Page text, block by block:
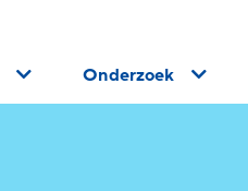
Onderzoek